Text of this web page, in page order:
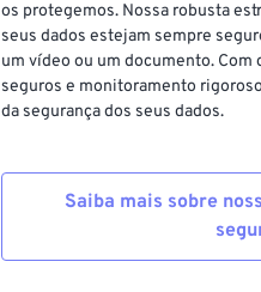
os protegemos. Nossa robusta
seus dados estejam sempre
um vídeo ou um documento. Com
seguros e monitoramento
da segurança dos seus dados.
Saiba mais sobre